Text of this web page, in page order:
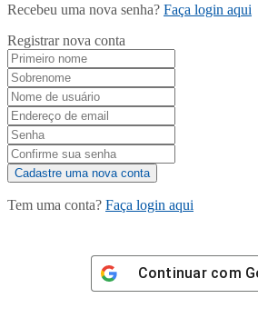
Recebeu uma nova senha? Faça login aqui
Registrar nova conta
Tem uma conta? Faça login aqui
Continuar com